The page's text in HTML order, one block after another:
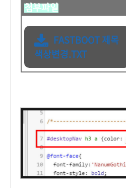
첨부파일
FASTBOOT 제목
색상변경.TXT